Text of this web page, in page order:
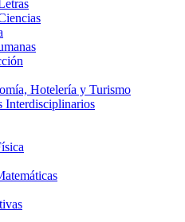
Hotelería y Turismo
Interdisciplinarios